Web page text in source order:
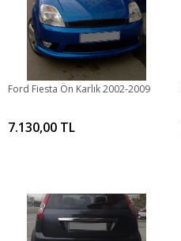
Ford Fiesta Ön Karlık 2002-2009
7.130,00 TL